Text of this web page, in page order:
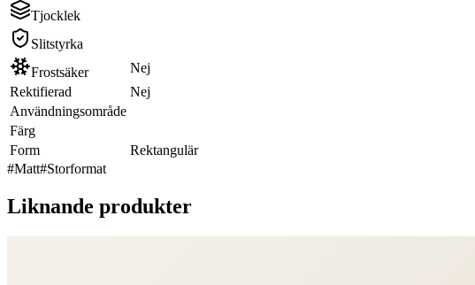
Tjocklek
Slitstyrka
Frostsäker
Nej
Rektifierad
Nej
Användningsområde
Färg
Form
Rektangulär
#Matt#Storformat
Liknande produkter